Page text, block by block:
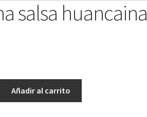
salsa huancaina
Añadir al carrito